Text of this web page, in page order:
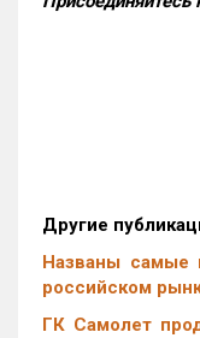
Другие
Названы самые
российском
ГК Самолет